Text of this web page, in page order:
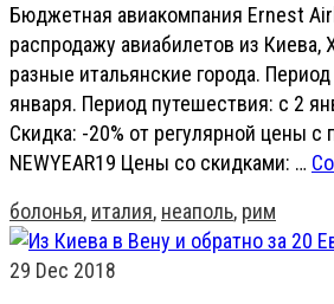
Бюджетная авиакомпания Ernest
распродажу авиабилетов из Киева,
разные итальянские города.
января. Период путешествия: с 2
Скидка: -20% от регулярной цены с
NEWYEAR19 Цены со скидками: …
болонья, италия, неаполь, рим
29 Dec 2018